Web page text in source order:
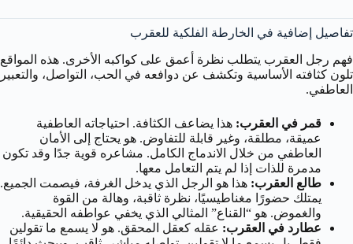
تفاصيل إضافية في الخارطة الفلكية للعقرب
فهم رجل العقرب يتطلب نظرة أعمق على كواكبه الأخرى. هذه المواقع
تلون كثافته الأساسية وتكشف عن دوافعه في الحب، التواصل، والتعبير
العاطفي.
قمر في العقرب: هذا يضاعف الكثافة. احتياجاته العاطفية
عميقة، مطلقة، وغير قابلة للتفاوض. هو يحتاج إلى الأمان
العاطفي من خلال الاندماج الكامل. مشاعره قوية جدًا وقد تكون
مدمرة للذات إذا لم يتم التعامل معها.
طالع العقرب: هذا هو الرجل الذي يدخل الغرفة، فيصمت الجميع.
يمتلك حضورًا مغناطيسيًا، نظرة ثاقبة، وهالة من القوة
والغموض. هو “القناع” المثالي الذي يخفي عواطفه الحقيقية.
عطارد في العقرب: عقله كعقل المحقق. هو لا يسمع ما تقولين